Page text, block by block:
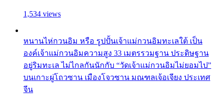
1,534 views
หนานไห่กวนอิม หรือ รูปปั้นเจ้าแม่กวนอิมทะเลใต้ เป็น
องค์เจ้าแม่กวนอิมความสูง 33 เมตรรวมฐาน ประดิษฐาน
อยู่ริมทะเล ไม่ไกลกันนักกับ “วัดเจ้าแม่กวนอิมไม่ยอมไป”
บนเกาะผู่โถวซาน เมืองโจวซาน มณฑลเจ้อเจียง ประเทศ
จีน